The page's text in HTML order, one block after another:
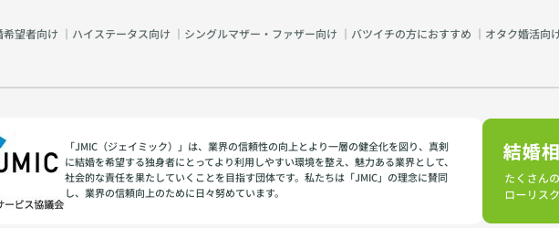
希望者向け ｜ ハイステータス向け ｜ シングルマザー・ファザー向け ｜ バツイチの方におすすめ ｜ オタク婚活向
「JMIC（ジェイミック）」は、業界の信頼性の向上とより一層の健全化を図り、真剣
に結婚を希望する独身者にとってより利用しやすい環境を整え、魅力ある業界として、
社会的な責任を果たしていくことを目指す団体です。私たちは「JMIC」の理念に賛同
し、業界の信頼向上のために日々努めています。